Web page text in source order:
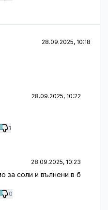
28.09.2025, 10:18
28.09.2025, 10:22
1
28.09.2025, 10:23
за соли и вълнени в б
0